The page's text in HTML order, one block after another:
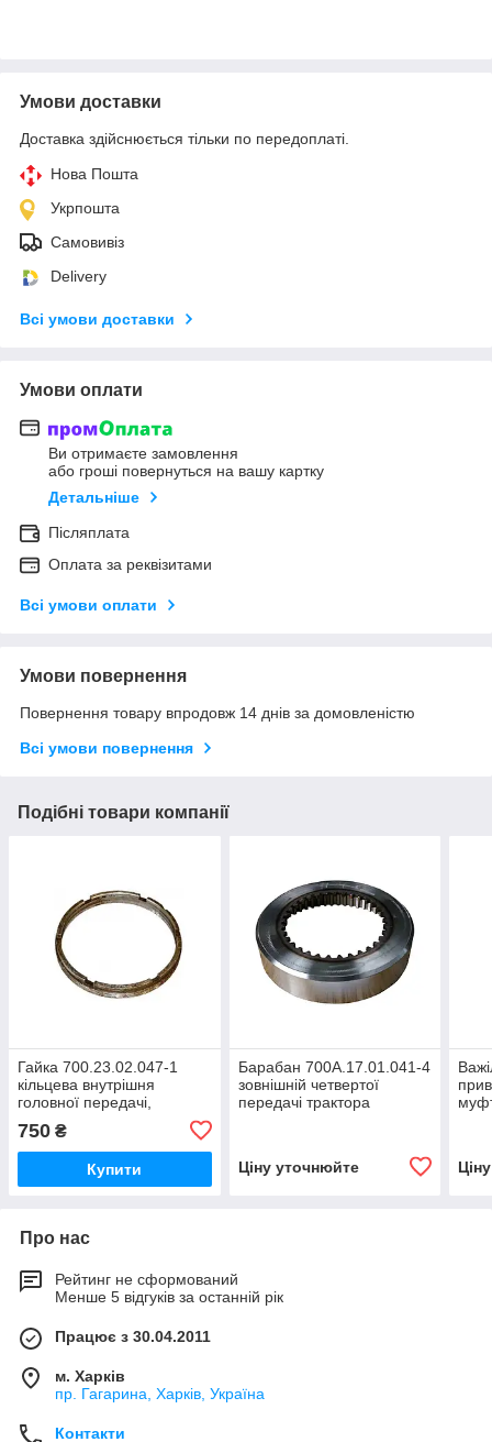
Умови доставки
Доставка здійснюється тільки по передоплаті.
Нова Пошта
Укрпошта
Самовивіз
Delivery
Всі умови доставки
Умови оплати
Ви отримаєте замовлення
або гроші повернуться на вашу картку
Детальніше
Післяплата
Оплата за реквізитами
Всі умови оплати
Умови повернення
Повернення товару впродовж 14 днів за домовленістю
Всі умови повернення
Подібні товари компанії
Гайка 700.23.02.047-1
кільцева внутрішня
головної передачі,
Кіровець К-700,К-701
750 ₴
Купити
Барабан 700А.17.01.041-4
зовнішній четвертої
передачі трактора
Ціну уточнюйте
Про нас
Рейтинг не сформований
Менше 5 відгуків за останній рік
Працює з 30.04.2011
м. Харків
пр. Гагарина, Харків, Україна
Контакти